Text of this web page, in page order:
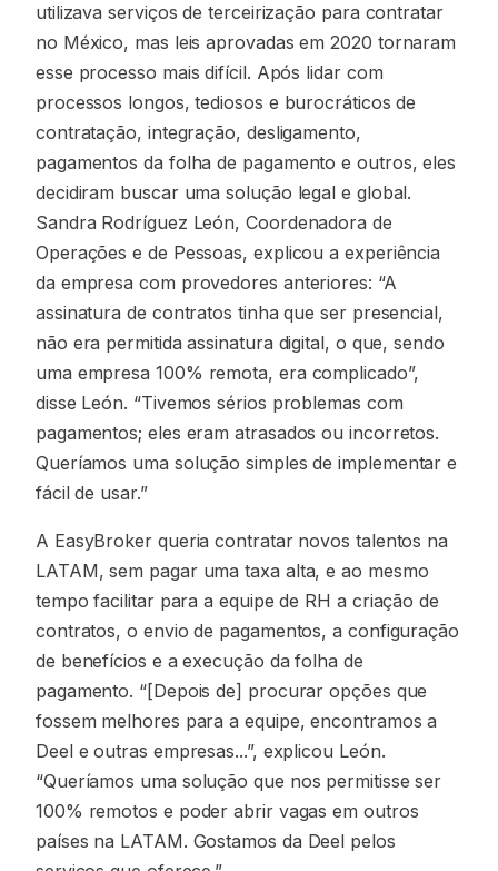
utilizava serviços de terceirização para contratar
no México, mas leis aprovadas em 2020 tornaram
esse processo mais difícil. Após lidar com
processos longos, tediosos e burocráticos de
contratação, integração, desligamento,
pagamentos da folha de pagamento e outros, eles
decidiram buscar uma solução legal e global.
Sandra Rodríguez León, Coordenadora de
Operações e de Pessoas, explicou a experiência
da empresa com provedores anteriores: “A
assinatura de contratos tinha que ser presencial,
não era permitida assinatura digital, o que, sendo
uma empresa 100% remota, era complicado”,
disse León. “Tivemos sérios problemas com
pagamentos; eles eram atrasados ou incorretos.
Queríamos uma solução simples de implementar e
fácil de usar.”
A EasyBroker queria contratar novos talentos na
LATAM, sem pagar uma taxa alta, e ao mesmo
tempo facilitar para a equipe de RH a criação de
contratos, o envio de pagamentos, a configuração
de benefícios e a execução da folha de
pagamento. “[Depois de] procurar opções que
fossem melhores para a equipe, encontramos a
Deel e outras empresas...”, explicou León.
“Queríamos uma solução que nos permitisse ser
100% remotos e poder abrir vagas em outros
países na LATAM. Gostamos da Deel pelos